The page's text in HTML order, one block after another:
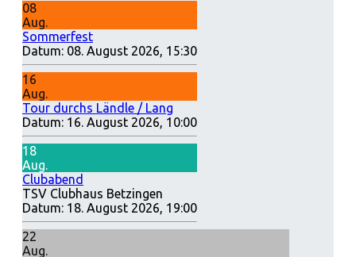
08
Aug.
Sommerfest
Datum: 08. August 2026, 15:30
16
Aug.
Tour durchs Ländle / Lang
Datum: 16. August 2026, 10:00
18
Aug.
Clubabend
TSV Clubhaus Betzingen
Datum: 18. August 2026, 19:00
22
Aug.